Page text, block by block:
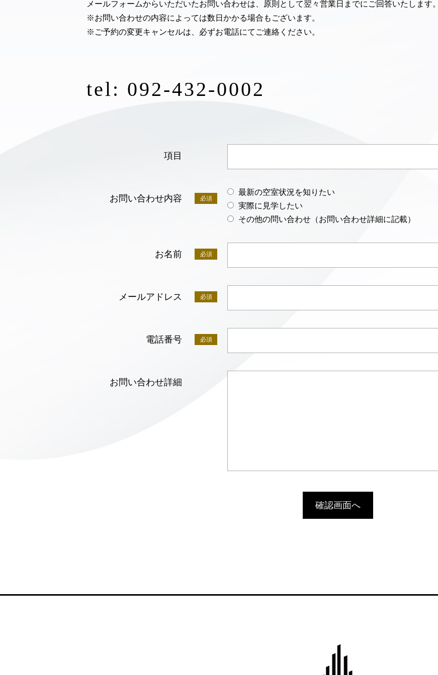
メールフォームからいただいたお問い合わせは、原則として翌々営業日までにご回答いたします。
※お問い合わせの内容によっては数日かかる場合もございます。
※ご予約の変更キャンセルは、必ずお電話にてご連絡ください。
tel: 092-432-0002
項目
お問い合わせ内容 必須
最新の空室状況を知りたい
実際に見学したい
その他の問い合わせ（お問い合わせ詳細に記載）
お名前 必須
メールアドレス 必須
電話番号 必須
お問い合わせ詳細